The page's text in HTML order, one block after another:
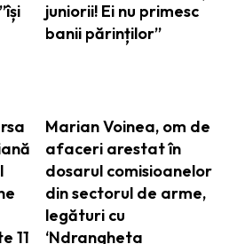
juniorii! Ei nu primesc
banii părinților”
11
Marian Voinea, om de
afaceri arestat în
dosarul comisioanelor
din sectorul de arme,
legături cu
‘Ndrangheta